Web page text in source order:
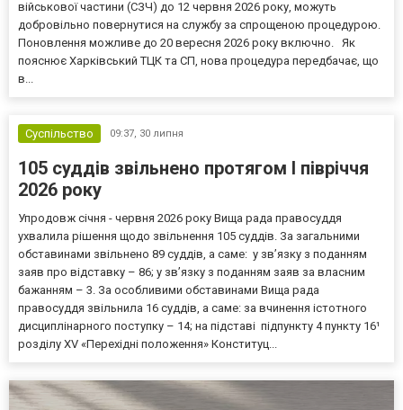
військової частини (СЗЧ) до 12 червня 2026 року, можуть
добровільно повернутися на службу за спрощеною процедурою.
Поновлення можливе до 20 вересня 2026 року включно. Як
пояснює Харківський ТЦК та СП, нова процедура передбачає, що
в...
Суспільство 09:37, 30 липня
105 суддів звільнено протягом I півріччя
2026 року
Упродовж січня - червня 2026 року Вища рада правосуддя
ухвалила рішення щодо звільнення 105 суддів. За загальними
обставинами звільнено 89 суддів, а саме: у зв’язку з поданням
заяв про відставку – 86; у зв’язку з поданням заяв за власним
бажанням – 3. За особливими обставинами Вища рада
правосуддя звільнила 16 суддів, а саме: за вчинення істотного
дисциплінарного поступку – 14; на підставі підпункту 4 пункту 16¹
розділу XV «Перехідні положення» Конституц...